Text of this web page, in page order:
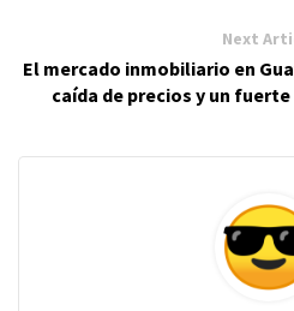
Next
El mercado inmobiliario en
caída de precios y un